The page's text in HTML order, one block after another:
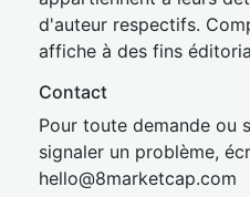
d'auteur respectifs.
affiche à des fins
Contact
Pour toute demande ou
signaler un problème,
hello@8marketcap.com